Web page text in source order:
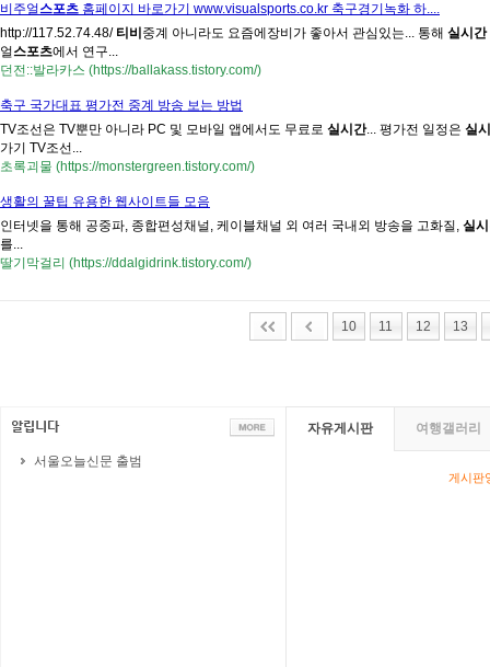
비주얼스포츠 홈페이지 바로가기 www.visualsports.co.kr 축구경기녹화 하....
http://117.52.74.48/ 티비 중계 아니라도 요즘에장비가 좋아서 관심있는... 통해 실시간
얼스포츠에서 연구...
던전::발라카스 (https://ballakass.tistory.com/)
축구 국가대표 평가전 중계 방송 보는 방법
TV조선은 TV뿐만 아니라 PC 및 모바일 앱에서도 무료로 실시간... 평가전 일정은 실
가기 TV조선...
초록괴물 (https://monstergreen.tistory.com/)
생활의 꿀팁 유용한 웹사이트들 모음
인터넷을 통해 공중파, 종합편성채널, 케이블채널 외 여러 국내외 방송을 고화질, 실
를...
딸기막걸리 (https://ddalgidrink.tistory.com/)
10 11 12 13
서울오늘신문 출범
자유게시판 여행갤러리
게시판